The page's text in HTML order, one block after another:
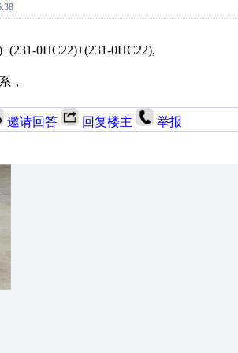
0HC22)+(231-0HC22),
，
邀请回答 回复楼主 举报